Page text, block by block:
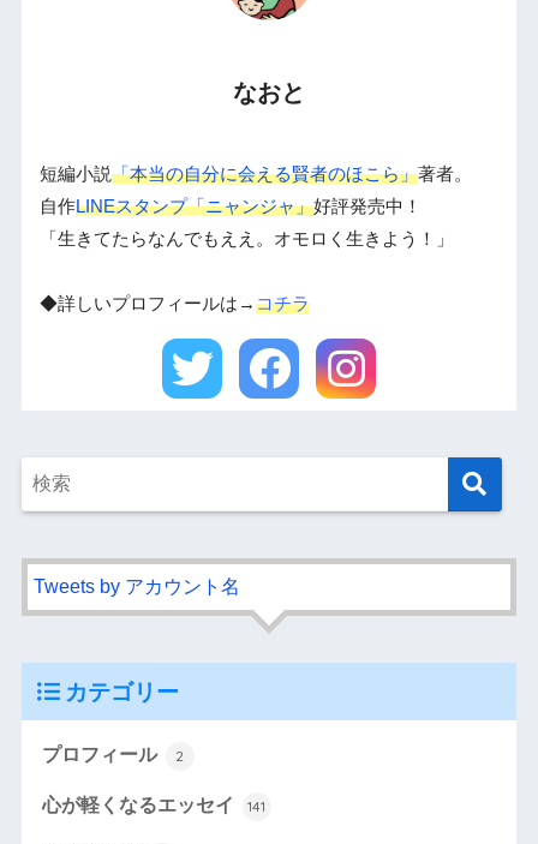
なおと
短編小説「本当の自分に会える賢者のほこら」著者。
自作LINEスタンプ「ニャンジャ」好評発売中！
「生きてたらなんでもええ。オモロく生きよう！」
◆詳しいプロフィールは→コチラ
Tweets by アカウント名
カテゴリー
プロフィール 2
心が軽くなるエッセイ 141